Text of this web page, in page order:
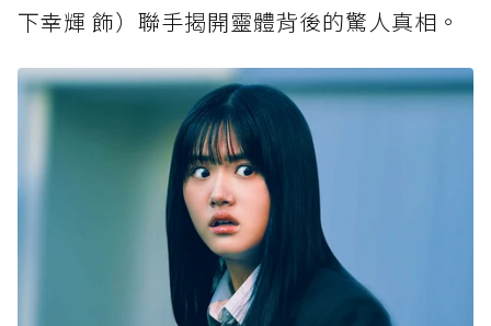
下幸輝 飾）聯手揭開靈體背後的驚人真相。